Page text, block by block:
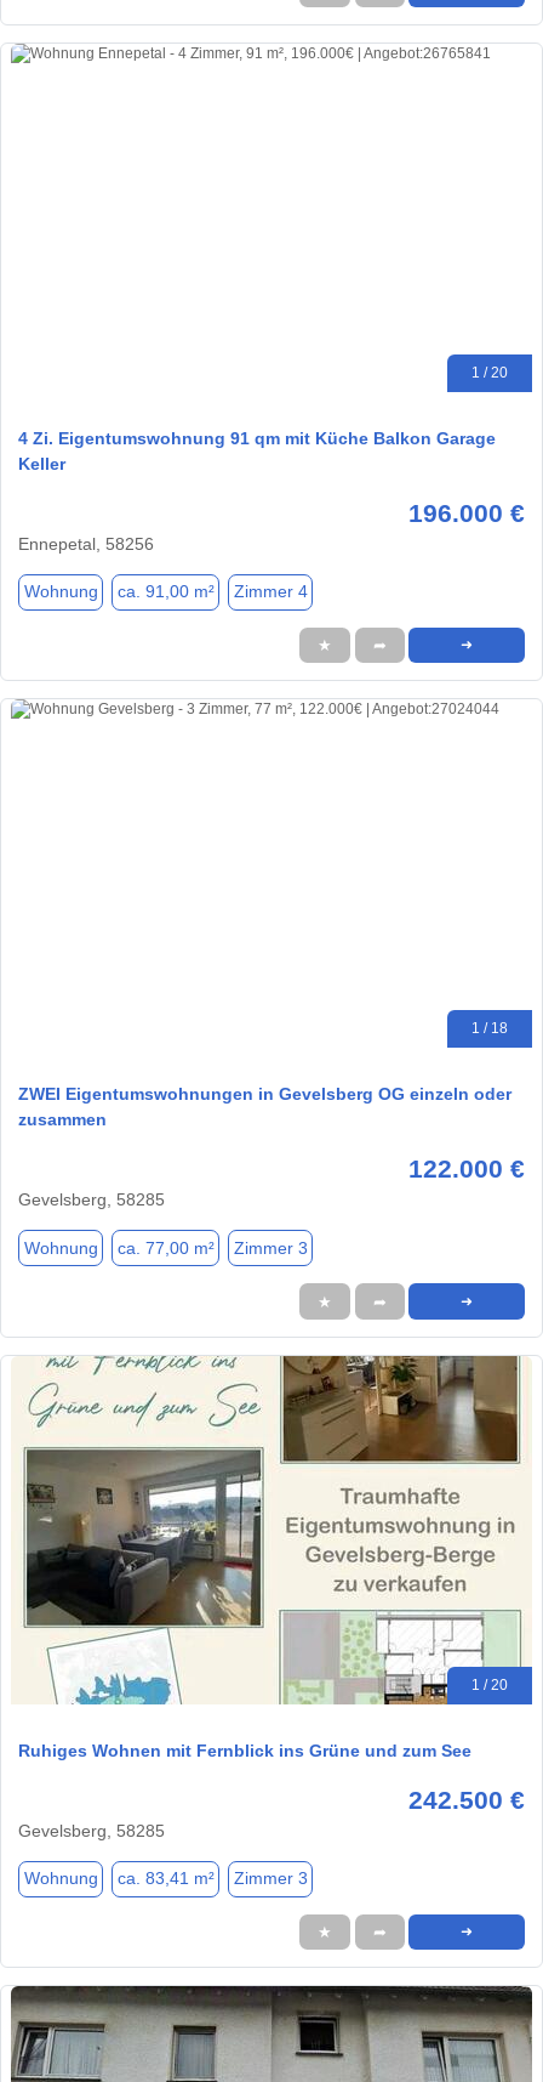
1 / 20
4 Zi. Eigentumswohnung 91 qm mit Küche Balkon Garage
Keller
196.000 €
Ennepetal, 58256
Wohnung ca. 91,00 m² Zimmer 4
★ ➦ ➜
1 / 18
ZWEI Eigentumswohnungen in Gevelsberg OG einzeln oder
zusammen
122.000 €
Gevelsberg, 58285
Wohnung ca. 77,00 m² Zimmer 3
★ ➦ ➜
1 / 20
Ruhiges Wohnen mit Fernblick ins Grüne und zum See
242.500 €
Gevelsberg, 58285
Wohnung ca. 83,41 m² Zimmer 3
★ ➦ ➜